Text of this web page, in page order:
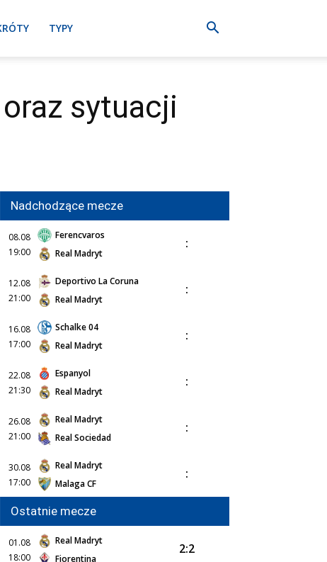
TYPY
sytuacji
Nadchodzące mecze
08.08
19:00
Ferencvaros
Real Madryt
:
12.08
21:00
Deportivo La Coruna
Real Madryt
:
16.08
17:00
Schalke 04
Real Madryt
:
22.08
21:30
Espanyol
Real Madryt
:
26.08
21:00
Real Madryt
Real Sociedad
:
30.08
17:00
Real Madryt
Malaga CF
:
Ostatnie mecze
01.08
18:00
Real Madryt
Fiorentina
2:2